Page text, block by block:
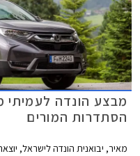
מבצע הונדה לעמיתי
הסתדרות המורים
מאיר, יבואנית הונדה לישראל,